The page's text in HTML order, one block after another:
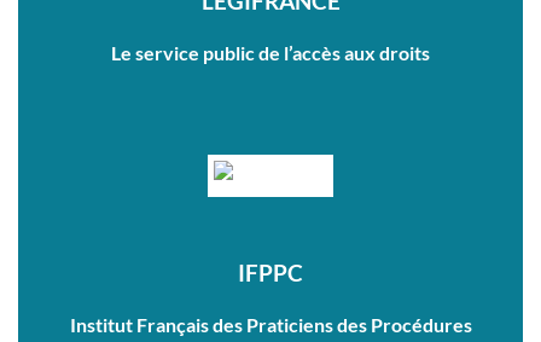
Le service public de l’accès aux droits
IFPPC
Institut Français des Praticiens des Procédures